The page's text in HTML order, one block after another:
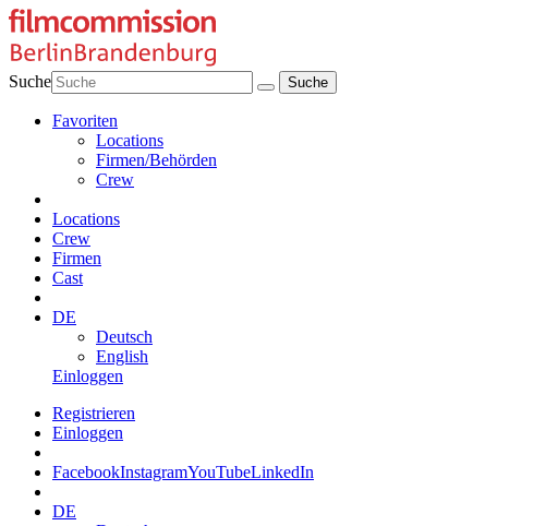
Suche
Favoriten
Locations
Firmen/Behörden
Crew
Locations
Crew
Firmen
Cast
DE
Deutsch
English
Einloggen
Registrieren
Einloggen
FacebookInstagramYouTubeLinkedIn
DE